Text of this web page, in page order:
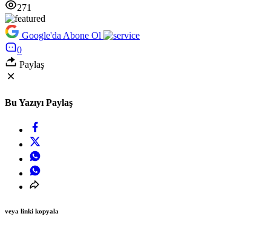
271
Google'da Abone Ol
0
Paylaş
Bu Yazıyı Paylaş
veya linki kopyala